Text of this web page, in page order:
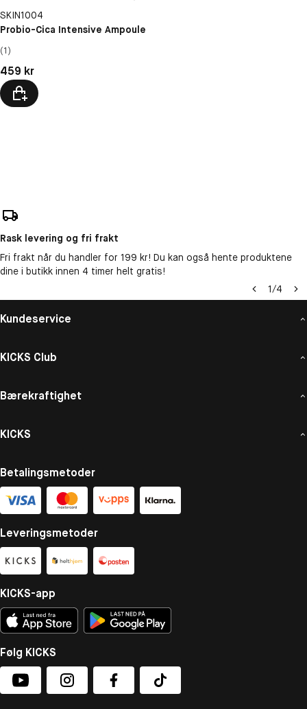
SKIN1004
Probio-Cica Intensive Ampoule
(1)
Pris: 459 kr
459 kr
Rask levering og fri frakt
Fri frakt når du handler for 199 kr! Du kan også hente produktene
dine i butikk innen 4 timer helt gratis!
1/4
Kundeservice
KICKS Club
Bærekraftighet
KICKS
Betalingsmetoder
Leveringsmetoder
KICKS-app
Følg KICKS